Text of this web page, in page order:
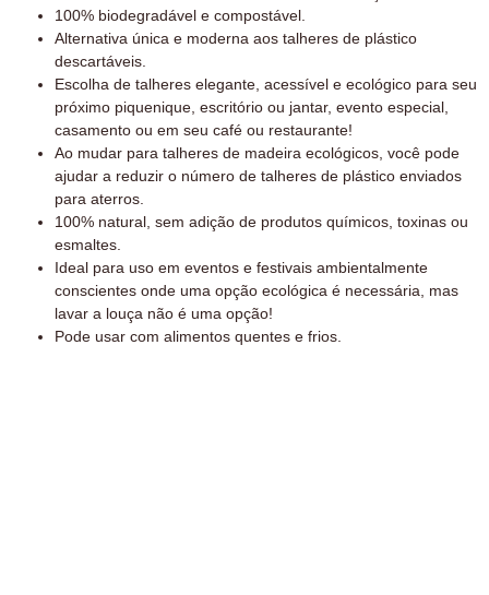
100% biodegradável e compostável.
Alternativa única e moderna aos talheres de plástico
descartáveis.
Escolha de talheres elegante, acessível e ecológico para seu
próximo piquenique, escritório ou jantar, evento especial,
casamento ou em seu café ou restaurante!
Ao mudar para talheres de madeira ecológicos, você pode
ajudar a reduzir o número de talheres de plástico enviados
para aterros.
100% natural, sem adição de produtos químicos, toxinas ou
esmaltes.
Ideal para uso em eventos e festivais ambientalmente
conscientes onde uma opção ecológica é necessária, mas
lavar a louça não é uma opção!
Pode usar com alimentos quentes e frios.